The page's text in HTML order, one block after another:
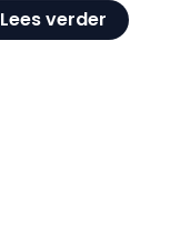
Lees verder